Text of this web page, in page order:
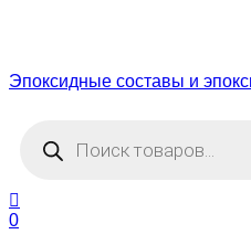
Эпоксидные составы и
товаров
0